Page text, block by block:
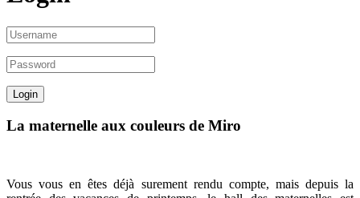
La maternelle aux couleurs de Miro
Vous vous en êtes déjà surement rendu compte, mais depuis la